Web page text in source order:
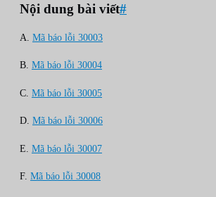
Nội dung bài viết#
A. Mã báo lỗi 30003
B. Mã báo lỗi 30004
C. Mã báo lỗi 30005
D. Mã báo lỗi 30006
E. Mã báo lỗi 30007
F. Mã báo lỗi 30008